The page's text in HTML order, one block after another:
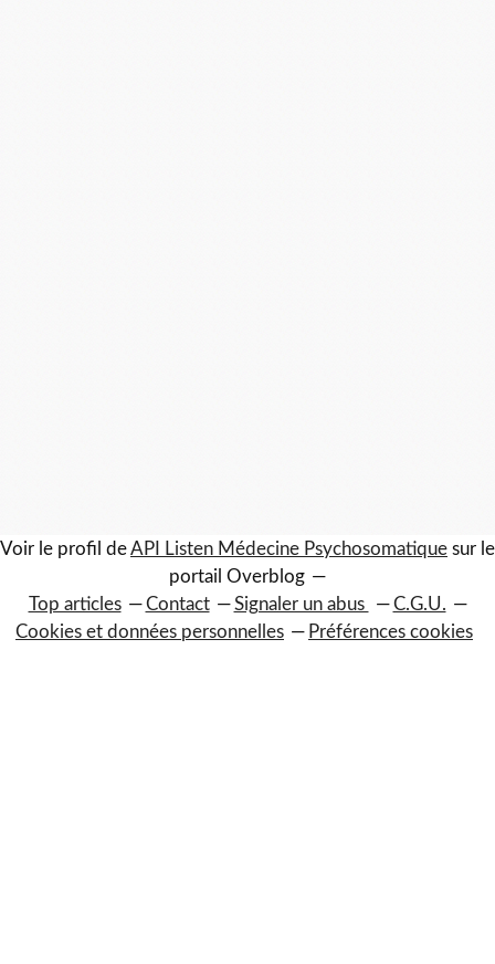
Voir le profil deAPI Listen Médecine Psychosomatique sur le
portail Overblog
Top articles
Contact Signaler un abus
C.G.U.
Cookies et données personnelles
Préférences cookies